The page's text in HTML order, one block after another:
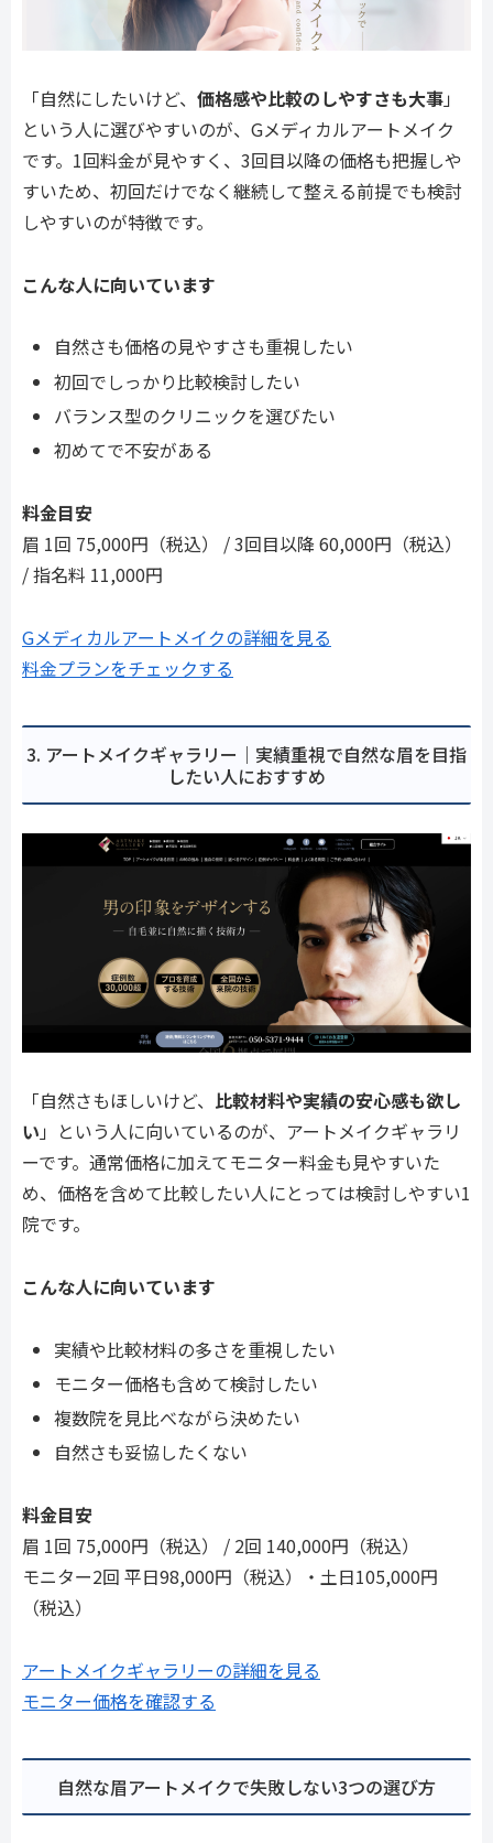
「自然にしたいけど、 価格感や比較のしやすさも大事」
という人に選びやすいのが、Gメディカルアートメイク
です。1回料金が見やすく、3回目以降の価格も把握しや
すいため、初回だけでなく継続して整える前提でも検討
しやすいのが特徴です。
こんな人に向いています
自然さも価格の見やすさも重視したい
初回でしっかり比較検討したい
バランス型のクリニックを選びたい
初めてで不安がある
料金目安
眉 1回 75,000円（税込） / 3回目以降 60,000円（税込）
/ 指名料 11,000円
Gメディカルアートメイクの詳細を見る
料金プランをチェックする
3. アートメイクギャラリー｜実績重視で自然な眉を目指
したい人におすすめ
「自然さもほしいけど、 比較材料や実績の安心感も欲し
い 」という人に向いているのが、アートメイクギャラリ
ーです。通常価格に加えてモニター料金も見やすいた
め、価格を含めて比較したい人にとっては検討しやすい1
院です。
こんな人に向いています
実績や比較材料の多さを重視したい
モニター価格も含めて検討したい
複数院を見比べながら決めたい
自然さも妥協したくない
料金目安
眉 1回 75,000円（税込） / 2回 140,000円（税込）
モニター2回 平日98,000円（税込）・土日105,000円
（税込）
アートメイクギャラリーの詳細を見る
モニター価格を確認する
自然な眉アートメイクで失敗しない3つの選び方